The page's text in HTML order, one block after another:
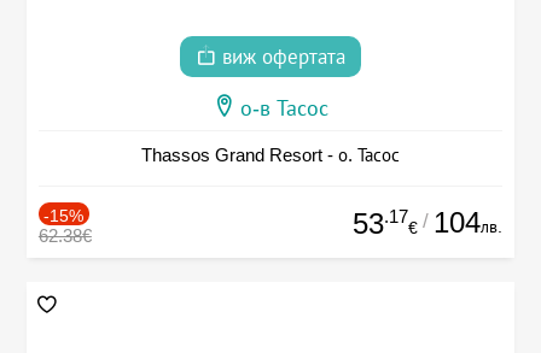
виж офертата
о-в Тасос
Thassos Grand Resort - о. Тасос
-15%
62.38€ 53.17
€ / 104лв.